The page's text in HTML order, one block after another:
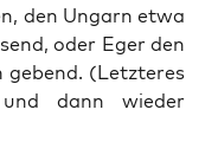
den Ungarn etwa
oder Eger den
gebend. (Letz­te­res
dann wie­der